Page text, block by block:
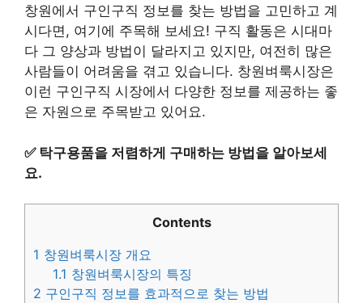
창원에서 구인구직 정보를 찾는 방법을 고민하고 계
시다면, 여기에 주목해 보세요! 구직 활동은 시대마
다 그 양상과 방법이 달라지고 있지만, 여전히 많은
사람들이 어려움을 겪고 있습니다. 창원벼룩시장은
이런 구인구직 시장에서 다양한 정보를 제공하는 좋
은 자원으로 주목받고 있어요.
✅ 탁구용품을 저렴하게 구매하는 방법을 알아보세
요.
Contents
1 창원벼룩시장 개요
1.1 창원벼룩시장의 특징
2 구인구직 정보를 효과적으로 찾는 방법